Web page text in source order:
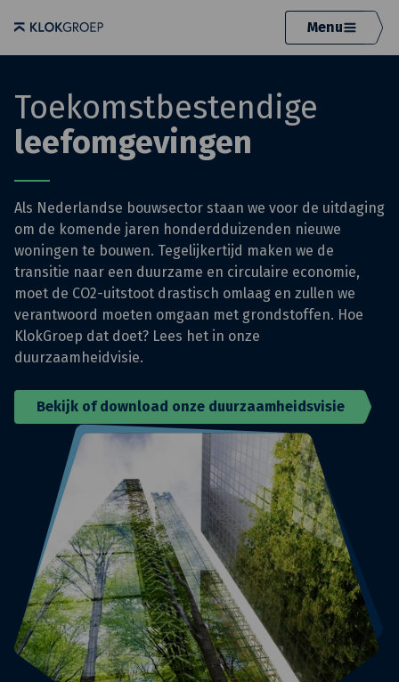
Menu
Toekomstbestendige
leefomgevingen
Als Nederlandse bouwsector staan we voor de uitdaging
om de komende jaren honderdduizenden nieuwe
woningen te bouwen. Tegelijkertijd maken we de
transitie naar een duurzame en circulaire economie,
moet de CO2-uitstoot drastisch omlaag en zullen we
verantwoord moeten omgaan met grondstoffen. Hoe
KlokGroep dat doet? Lees het in onze
duurzaamheidvisie.
Bekijk of download onze duurzaamheidsvisie